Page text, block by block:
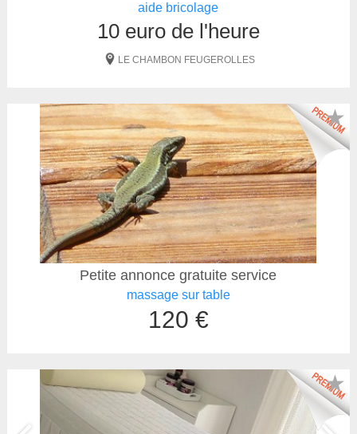
aide bricolage
10 euro de l'heure
LE CHAMBON FEUGEROLLES
Petite annonce gratuite service
massage sur table
120 €
★
★